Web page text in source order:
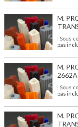
M.
| Sous
pas
M.
| Sous
pas
M.